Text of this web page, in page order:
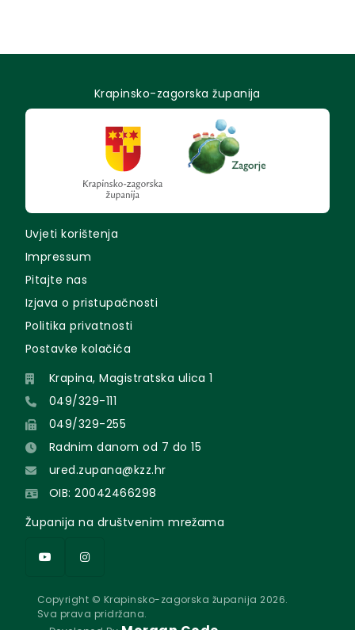
Krapinsko-zagorska županija
Uvjeti korištenja
Impressum
Pitajte nas
Izjava o pristupačnosti
Politika privatnosti
Postavke kolačića
Krapina, Magistratska ulica 1
049/329-111
049/329-255
Radnim danom od 7 do 15
ured.zupana@kzz.hr
OIB: 20042466298
Županija na društvenim mrežama
Copyright © Krapinsko-zagorska županija 2026.
Sva prava pridržana.